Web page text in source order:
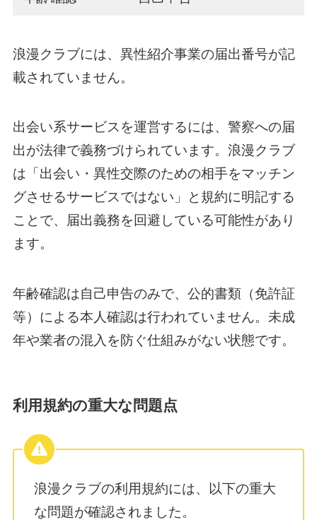
浪漫クラブには、異性紹介事業の届出番号が記
載されていません。
出会い系サービスを運営するには、警察への届
出が法律で義務づけられています。浪漫クラブ
は「出会い・異性交際のための相手をマッチン
グさせるサービスではない」と規約に明記する
ことで、届出義務を回避している可能性があり
ます。
年齢確認は自己申告のみで、公的書類（免許証
等）による本人確認は行われていません。未成
年や業者の混入を防ぐ仕組みがない状態です。
利用規約の重大な問題点
浪漫クラブの利用規約には、以下の重大
な問題が確認されました。